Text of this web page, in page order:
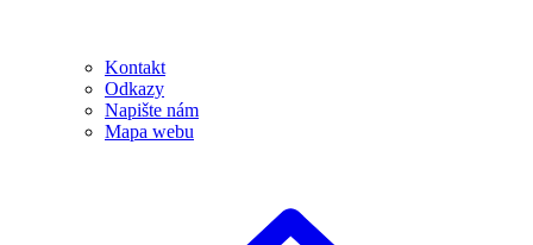
Kontakt
Odkazy
Napište nám
Mapa webu